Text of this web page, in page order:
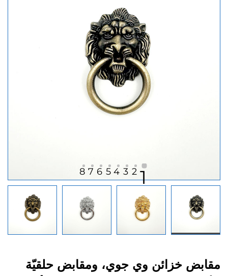
1
2
3
4
5
6
7
8
مقابض خزائن وي جوي، ومقابض حلقيّة